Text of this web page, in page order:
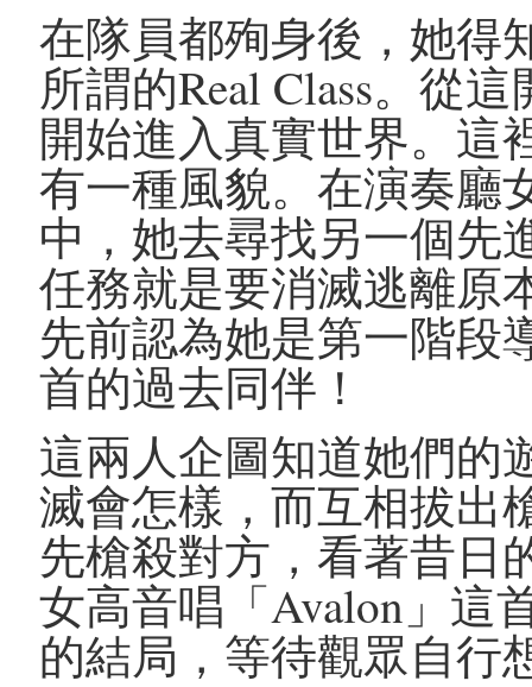
在隊員都殉身後，她得
所謂的Real Class。從
開始進入真實世界。這
有一種風貌。在演奏廳
中，她去尋找另一個先
任務就是要消滅逃離原
先前認為她是第一階段
首的過去同伴！
這兩人企圖知道她們的
滅會怎樣，而互相拔出
先槍殺對方，看著昔日
女高音唱「Avalon」這
的結局，等待觀眾自行